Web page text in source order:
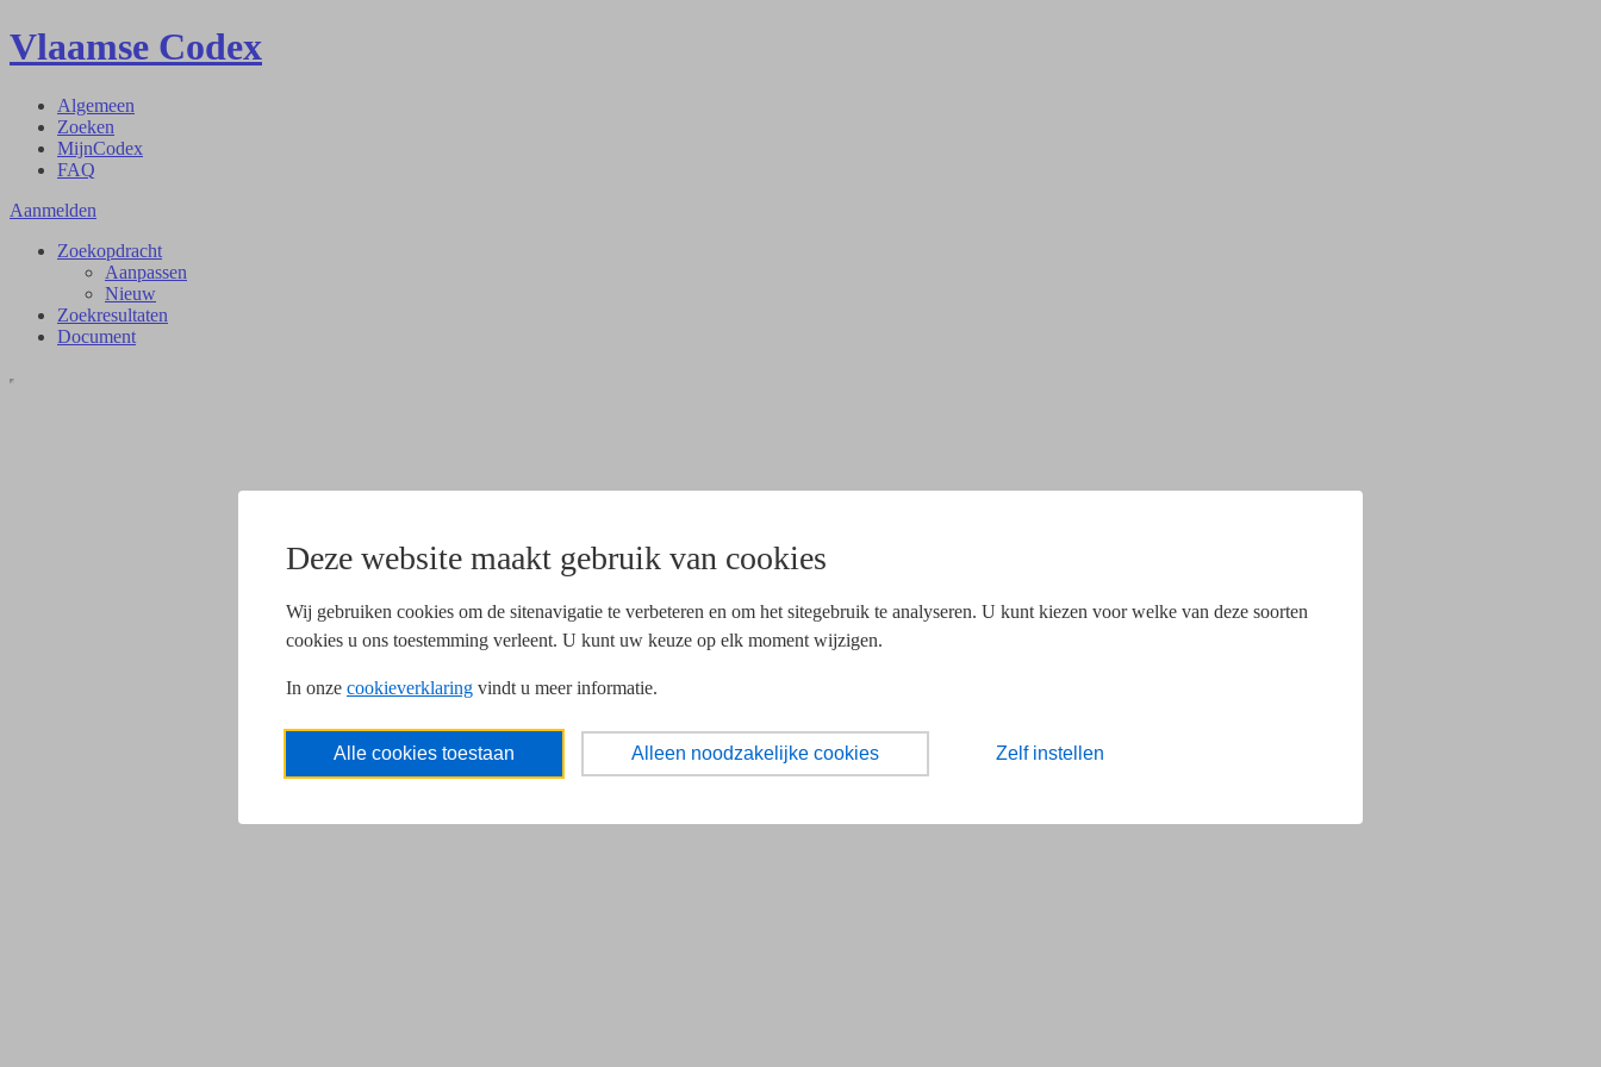
Deze website maakt gebruik van cookies
Wij gebruiken cookies om de sitenavigatie te verbeteren en om het sitegebruik te analyseren. U kunt kiezen voor welke van deze soorten
cookies u ons toestemming verleent. U kunt uw keuze op elk moment wijzigen.
In onze cookieverklaring vindt u meer informatie.
Alle cookies toestaan Alleen noodzakelijke cookies Zelf instellen
Vlaamse Codex
Algemeen
Zoeken
MijnCodex
FAQ
Aanmelden
Zoekopdracht
Aanpassen
Nieuw
Zoekresultaten
Document